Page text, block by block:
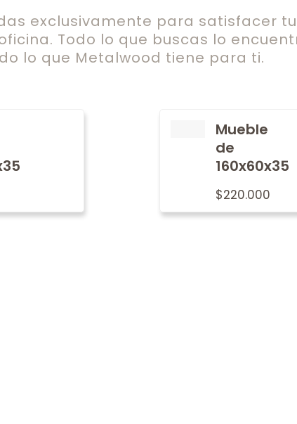
exclusivamente para satisfacer
Todo lo que buscas lo
lo que Metalwood tiene para ti.
Mueble
de
160x60x35
$220.000